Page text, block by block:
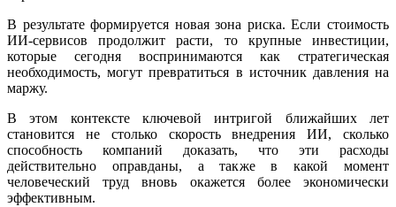
В результате формируется новая зона риска. Если стоимость
ИИ-сервисов продолжит расти, то крупные инвестиции,
которые сегодня воспринимаются как стратегическая
необходимость, могут превратиться в источник давления на
маржу.
В этом контексте ключевой интригой ближайших лет
становится не столько скорость внедрения ИИ, сколько
способность компаний доказать, что эти расходы
действительно оправданы, а также в какой момент
человеческий труд вновь окажется более экономически
эффективным.